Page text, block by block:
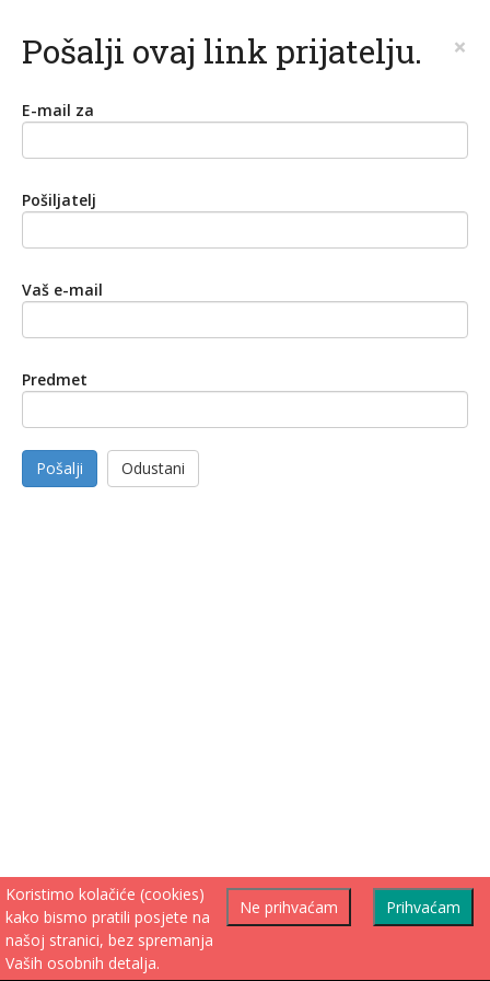
Pošalji ovaj link prijatelju. ×
E-mail za
Pošiljatelj
Vaš e-mail
Predmet
Pošalji Odustani
Prihvaćam
Ne prihvaćam
Koristimo kolačiće (cookies)
kako bismo pratili posjete na
našoj stranici, bez spremanja
Vaših osobnih detalja.